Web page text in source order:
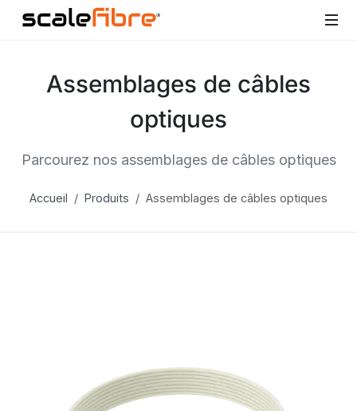
Assemblages de câbles
optiques
Parcourez nos assemblages de câbles optiques
Accueil Produits Assemblages de câbles optiques